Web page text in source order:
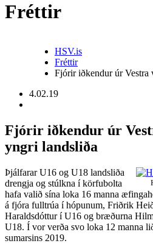
Fréttir
HSV.is
Fréttir
Fjórir iðkendur úr
4.02.19
Fjórir iðkendur úr
yngri landsliða
Þjálfarar U16 og U18 landsliða
drengja og stúlkna í körfubolta
hafa valið sína loka 16 manna
á fjóra fulltrúa í hópunum, Friðrik
Haraldsdóttur í U16 og bræðurna
U18. Í vor verða svo loka 12 manna
sumarsins 2019.